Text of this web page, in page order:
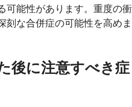
可能性があります。重度の衝
刻な合併症の可能性を高めま
後に注意すべき症